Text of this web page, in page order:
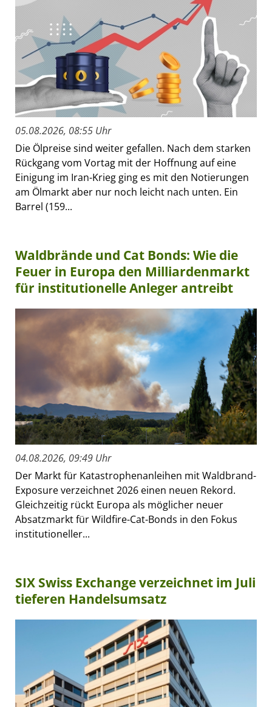
05.08.2026, 08:55 Uhr
Die Ölpreise sind weiter gefallen. Nach dem starken
Rückgang vom Vortag mit der Hoffnung auf eine
Einigung im Iran-Krieg ging es mit den Notierungen
am Ölmarkt aber nur noch leicht nach unten. Ein
Barrel (159...
Waldbrände und Cat Bonds: Wie die
Feuer in Europa den Milliardenmarkt
für institutionelle Anleger antreibt
04.08.2026, 09:49 Uhr
Der Markt für Katastrophenanleihen mit Waldbrand-
Exposure verzeichnet 2026 einen neuen Rekord.
Gleichzeitig rückt Europa als möglicher neuer
Absatzmarkt für Wildfire-Cat-Bonds in den Fokus
institutioneller...
SIX Swiss Exchange verzeichnet im Juli
tieferen Handelsumsatz